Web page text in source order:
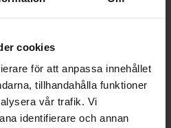
cookies
för att anpassa innehållet
tillhandahålla funktioner
vår trafik. Vi
identifierare och annan